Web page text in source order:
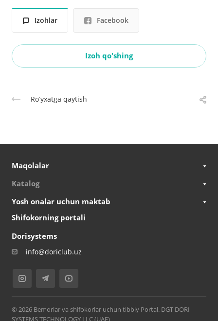
Izohlar Facebook
Izoh qo'shing
Roʻyxatga qaytish
Maqolalar
Katalog
Yosh onalar uchun maktab
Shifokorning portali
Dorisystems
info@doriclub.uz
© 2026 Bemorlar va shifokorlar uchun tibbiy Portal. DGT DORI
SYSTEMS TECHNOLOGY LLC (UAE)